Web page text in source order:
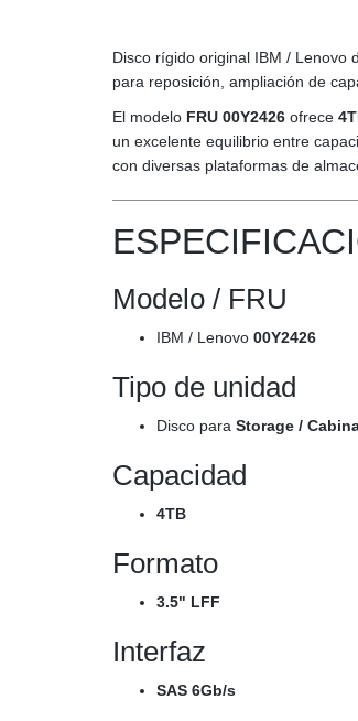
Disco rígido original IBM / Lenovo
para reposición, ampliación de
El modelo FRU 00Y2426 ofrece
un excelente equilibrio entre
con diversas plataformas de
Modelo / FRU
IBM / Lenovo 00Y2426
Tipo de unidad
Disco para Storage /
Capacidad
4TB
Formato
3.5" LFF
Interfaz
SAS 6Gb/s